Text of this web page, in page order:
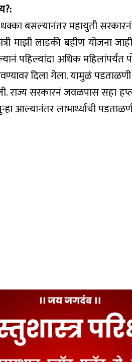
बसल्यानंतर महायुती
माझी लाडकी बहीण योजना
अधिक महिलांपर्यंत
दिला गेला. यामुळं
राज्य सरकारनं जवळपास सहा
आल्यानंतर लाभार्थ्यांची